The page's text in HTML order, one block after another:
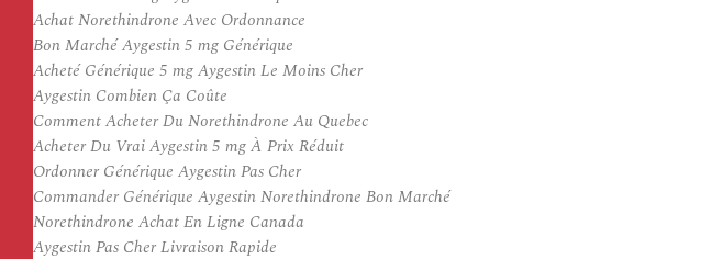
Achat Norethindrone Avec Ordonnance
Bon Marché Aygestin 5 mg Générique
Acheté Générique 5 mg Aygestin Le Moins Cher
Aygestin Combien Ça Coûte
Comment Acheter Du Norethindrone Au Quebec
Acheter Du Vrai Aygestin 5 mg À Prix Réduit
Ordonner Générique Aygestin Pas Cher
Commander Générique Aygestin Norethindrone Bon Marché
Norethindrone Achat En Ligne Canada
Aygestin Pas Cher Livraison Rapide